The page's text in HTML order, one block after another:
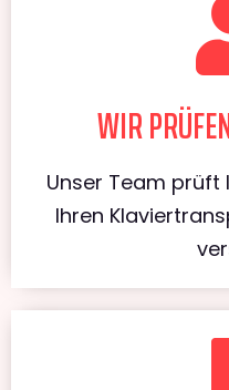
WIR
Unser Team prüft
Ihren